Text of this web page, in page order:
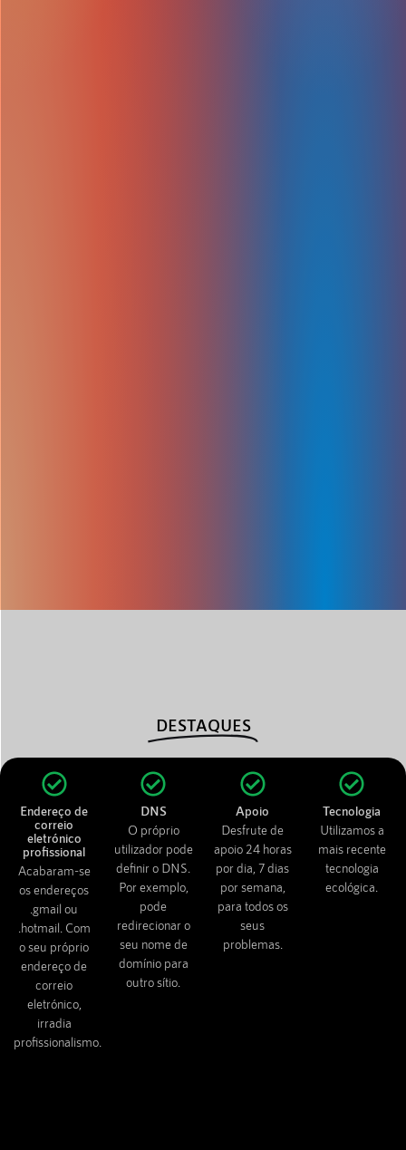
Endereço de
correio
eletrónico
profissional
Acabaram-se
os endereços
.gmail ou
.hotmail. Com
o seu próprio
endereço de
correio
eletrónico,
irradia
profissionalismo.
DNS
O próprio
utilizador pode
definir o DNS.
Por exemplo,
pode
redirecionar o
seu nome de
domínio para
outro sítio.
Apoio
Desfrute de
apoio 24 horas
por dia, 7 dias
por semana,
para todos os
seus
problemas.
Tecnologia
Utilizamos a
mais recente
tecnologia
ecológica.
DESTAQUES